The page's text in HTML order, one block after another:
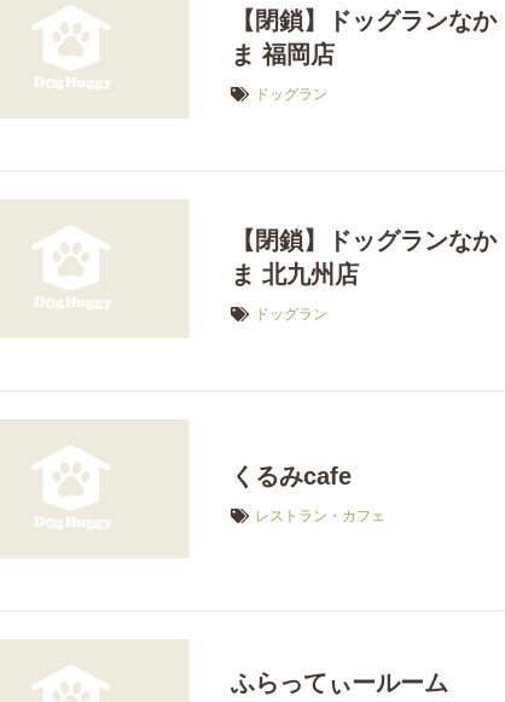
【閉鎖】ドッグランなか
ま 福岡店
ドッグラン
【閉鎖】ドッグランなか
ま 北九州店
ドッグラン
くるみcafe
レストラン・カフェ
ふらってぃールーム